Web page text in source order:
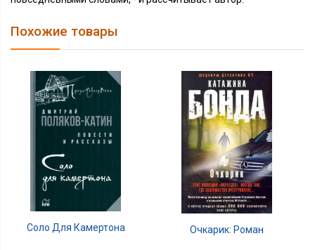
Похожие товары
Соло Для Камертона Очкарик: Роман